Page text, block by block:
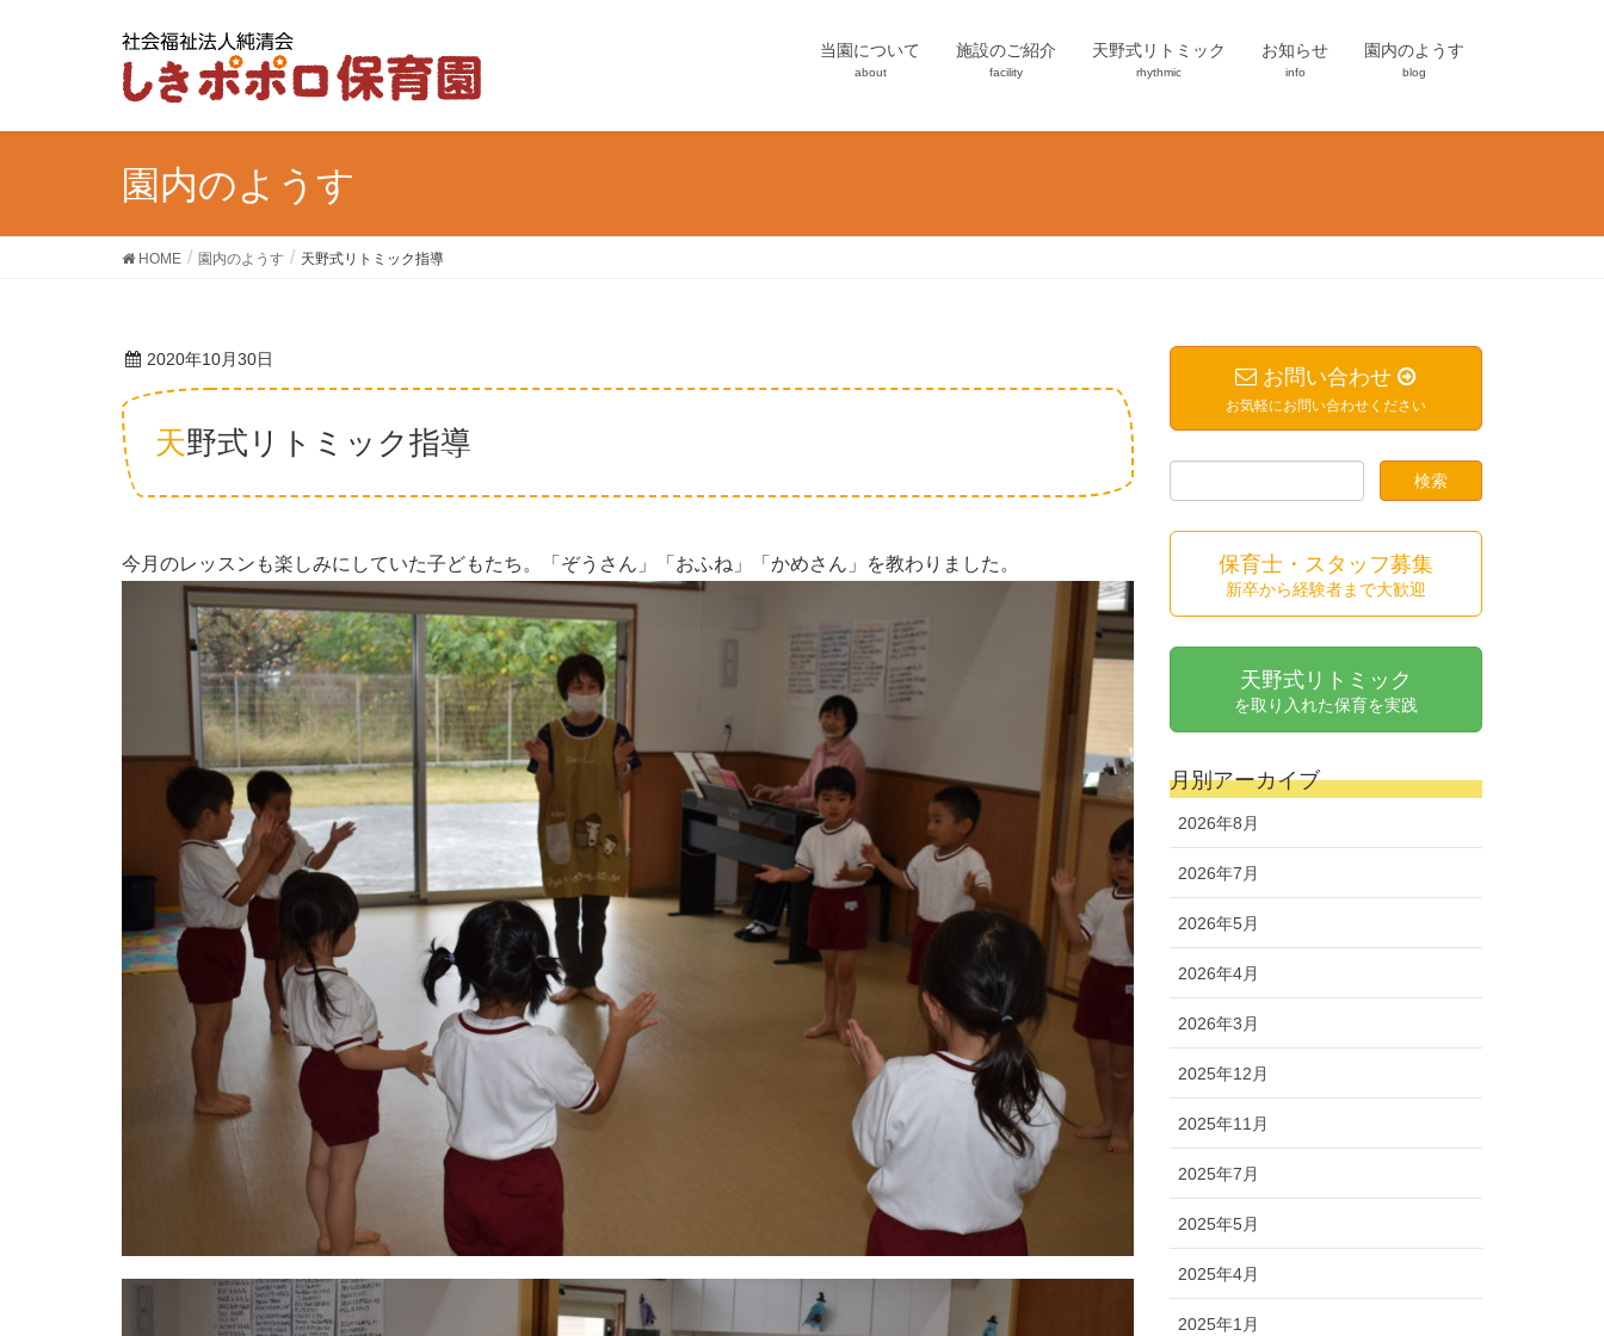
当園について
about
施設のご紹介
facility
天野式リトミック
rhythmic
お知らせ
info
園内のようす
blog
園内のようす
HOME 園内のようす 天野式リトミック指導
2020年10月30日
天野式リトミック指導
今月のレッスンも楽しみにしていた子どもたち。「ぞうさん」「おふね」「かめさん」を教わりました。
お問い合わせ
お気軽にお問い合わせください
保育士・スタッフ募集
新卒から経験者まで大歓迎
天野式リトミック
を取り入れた保育を実践
月別アーカイブ
2026年8月
2026年7月
2026年5月
2026年4月
2026年3月
2025年12月
2025年11月
2025年7月
2025年5月
2025年4月
2025年1月